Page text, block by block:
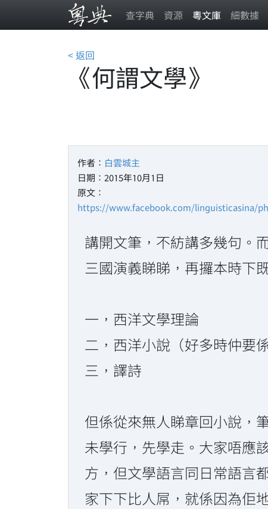
查字典 資源 粵文庫 細數據
< 返回
《何謂文學》
作者： 白雲城主
日期：2015年10月1日
原文：
https://www.facebook.com/linguisticasina/
講開文筆，不紡講多幾句。
三國演義睇睇，再攞本時下
一，西洋文學理論
二，西洋小說（好多時仲要係
三，譯詩
但係從來無人睇章回小說，
未學行，先學走。大家唔應
方，但文學語言同日常語言
家下下比人屌，就係因為佢